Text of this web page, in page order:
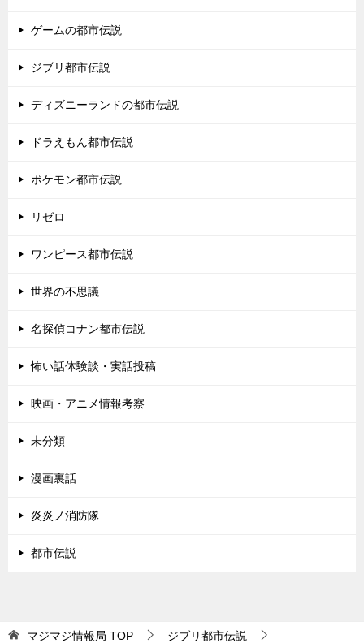
ゲームの都市伝説
ジブリ都市伝説
ディズニーランドの都市伝説
ドラえもん都市伝説
ポケモン都市伝説
リゼロ
ワンピース都市伝説
世界の不思議
名探偵コナン都市伝説
怖い話体験談・実話投稿
映画・アニメ情報考察
未分類
漫画裏話
炎炎ノ消防隊
都市伝説
マジマジ情報局 TOP ジブリ都市伝説